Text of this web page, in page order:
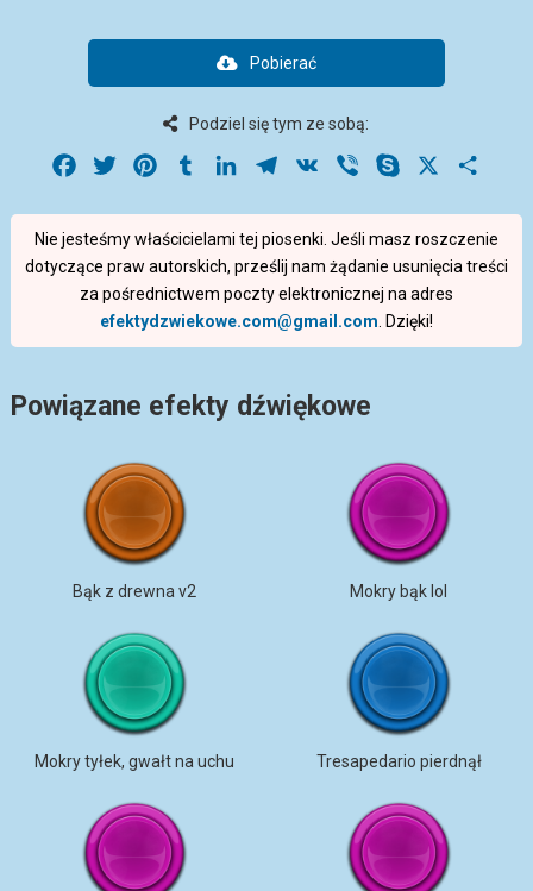
Pobierać
Podziel się tym ze sobą:
Facebook
Twitter PinterestTumblrLinkedInTelegram
VK Viber Skype
Nie jesteśmy właścicielami tej piosenki. Jeśli masz roszczenie
dotyczące praw autorskich, prześlij nam żądanie usunięcia treści
za pośrednictwem poczty elektronicznej na adres
efektydzwiekowe.com@gmail.com . Dzięki!
Powiązane efekty dźwiękowe
Bąk z drewna v2 Mokry bąk lol
Mokry tyłek, gwałt na uchu Tresapedario pierdnął